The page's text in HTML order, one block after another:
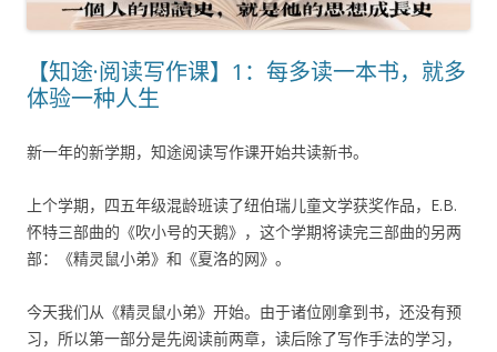
【知途·阅读写作课】1：每多读一本书，就多
体验一种人生
新一年的新学期，知途阅读写作课开始共读新书。
上个学期，四五年级混龄班读了纽伯瑞儿童文学获奖作品，E.B.
怀特三部曲的《吹小号的天鹅》，这个学期将读完三部曲的另两
部：《精灵鼠小弟》和《夏洛的网》。
今天我们从《精灵鼠小弟》开始。由于诸位刚拿到书，还没有预
习，所以第一部分是先阅读前两章，读后除了写作手法的学习，